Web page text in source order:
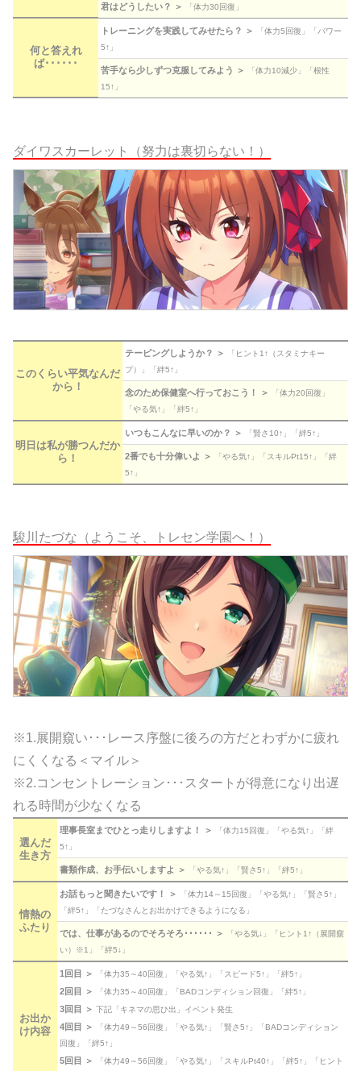
君はどうしたい？ ＞ 「体力30回復」
何と答えれ
ば･･････
トレーニングを実践してみせたら？ ＞
「体力5回復」「パワー
5↑」
苦手なら少しずつ克服してみよう ＞
「体力10減少」「根性
15↑」
ダイワスカーレット（努力は裏切らない！）
このくらい平気なんだ
から！
テーピングしようか？ ＞
「ヒント1↑（スタミナキー
プ）」「絆5↑」
念のため保健室へ行っておこう！ ＞
「体力20回復」
「やる気↑」「絆5↑」
明日は私が勝つんだか
ら！
いつもこんなに早いのか？ ＞ 「賢さ10↑」「絆5↑」
2番でも十分偉いよ ＞
「やる気↑」「スキルPt15↑」「絆
5↑」
駿川たづな（ようこそ、トレセン学園へ！）
※1.展開窺い･･･レース序盤に後ろの方だとわずかに疲れ
にくくなる＜マイル＞
※2.コンセントレーション･･･スタートが得意になり出遅
れる時間が少なくなる
選んだ
生き方
理事長室までひとっ走りしますよ！ ＞
「体力15回復」「やる気↑」「絆
5↑」
書類作成、お手伝いしますよ ＞ 「やる気↑」「賢さ5↑」「絆5↑」
情熱の
ふたり
お話もっと聞きたいです！ ＞
「体力14～15回復」「やる気↑」「賢さ5↑」
「絆5↑」「たづなさんとお出かけできるようになる」
では、仕事があるのでそろそろ･･････ ＞
「やる気↓」「ヒント1↑（展開窺
い）※1」「絆5↓」
お出か
け内容
1回目 ＞ 「体力35～40回復」「やる気↑」「スピード5↑」「絆5↑」
2回目 ＞ 「体力35～40回復」「BADコンディション回復」「絆5↑」
3回目 ＞ 下記「キネマの思ひ出」イベント発生
4回目 ＞
「体力49～56回復」「やる気↑」「賢さ5↑」「BADコンディション
回復」「絆5↑」
5回目 ＞
「体力49～56回復」「やる気↑」「スキルPt40↑」「絆5↑」「ヒント